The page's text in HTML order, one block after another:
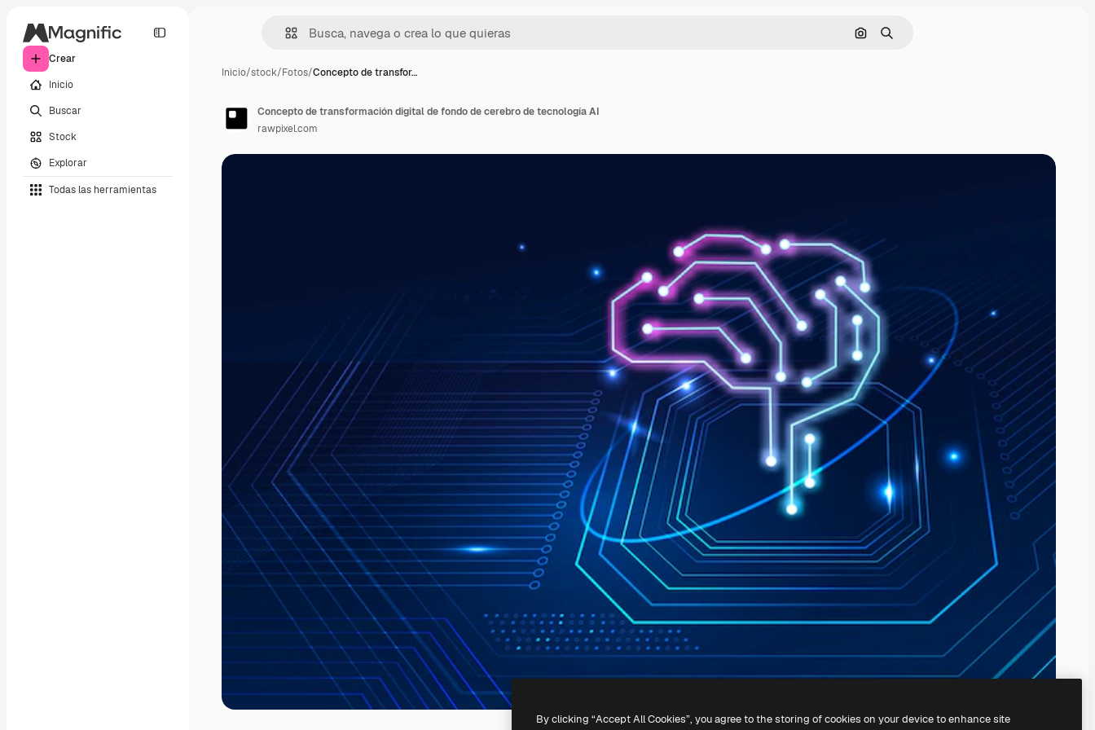
Crear
Inicio
Buscar
Stock
Explorar
Todas las herramientas
Buscar por imagen
Buscar
Inicio/stock/Fotos/Concepto de transfor…
Concepto de transformación digital de fondo de cerebro de tecnología AI
rawpixel.com
By clicking “Accept All Cookies”, you agree to the storing of cookies on your device to enhance site